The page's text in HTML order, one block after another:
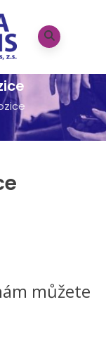
můžete